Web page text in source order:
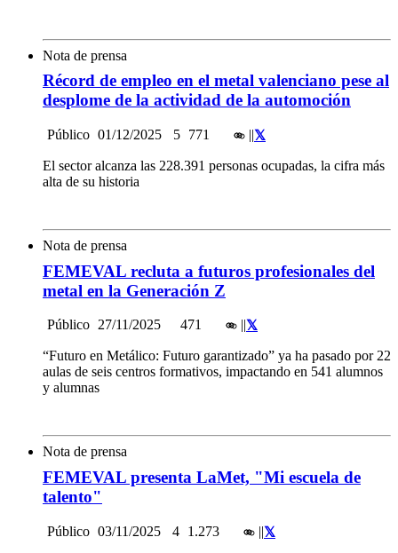
Nota de prensa
Récord de empleo en el metal valenciano pese al
desplome de la actividad de la automoción
Público 01/12/2025 5 771 ||
El sector alcanza las 228.391 personas ocupadas, la cifra más
alta de su historia
Nota de prensa
FEMEVAL recluta a futuros profesionales del
metal en la Generación Z
Público 27/11/2025 471 ||
“Futuro en Metálico: Futuro garantizado” ya ha pasado por 22
aulas de seis centros formativos, impactando en 541 alumnos
y alumnas
Nota de prensa
FEMEVAL presenta LaMet, "Mi escuela de
talento"
Público 03/11/2025 4 1.273 ||